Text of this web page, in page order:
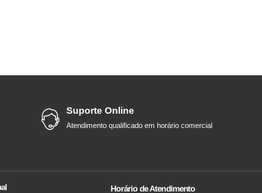
Suporte Online
Atendimento qualificado em horário comercial
Horário de Atendimento